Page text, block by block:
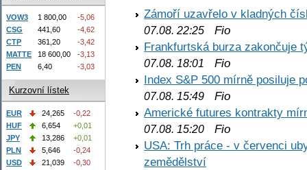
Zámoří uzavřelo v kladných
07.08. 22:25 Fio
Frankfurtská burza zakončuje
07.08. 18:01
Fio
Index S&P 500 mírně posiluje
07.08. 15:49 Fio
Americké futures kontrakty
07.08. 15:20 Fio
USA: Trh práce - v červenci
zemědělství
VOW3 1 800,00
-5,06
CSG
441,60
-4,62
CTP
361,20
-3,42
MATTE
18 600,00
-3,13
PEN
6,40 -3,03
Kurzovní lístek
EUR 24,265
-0,22
HUF
6,654
+0,01
JPY
13,286
+0,01
PLN
5,646
-0,24
USD
21,039 -0,30